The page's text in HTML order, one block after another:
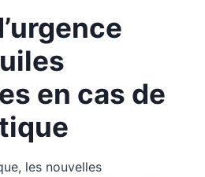
en cas de
les nouvelles